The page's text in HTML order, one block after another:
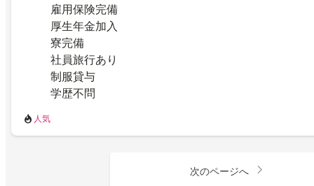
雇用保険完備
厚生年金加入
寮完備
社員旅行あり
制服貸与
学歴不問
人気
次のページへ